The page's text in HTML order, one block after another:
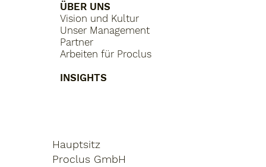
ÜBER UNS
Vision und Kultur
Unser Management
Partner
Arbeiten für Proclus
INSIGHTS
Hauptsitz
Proclus GmbH